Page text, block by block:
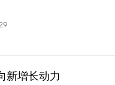
新增长动力